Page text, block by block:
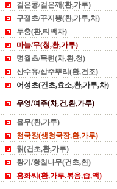
검은콩/검은깨(환,가루)
구절초/꾸지뽕(환,가루,차)
두충(환,티백차)
마늘/무(청,환,가루)
명월초/목련(차,환,청)
산수유/삽주뿌리(환,건조)
어성초(건초,효소,환,가루,차)
우엉/여주(차,건,환,가루)
율무(환,가루)
청국장(생청국장,환,가루)
칡(건초,환,가루)
황기/황칠나무(건초,환)
홍화씨(환,가루.볶음,즙,액)